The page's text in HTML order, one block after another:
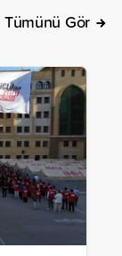
Tümünü Gör